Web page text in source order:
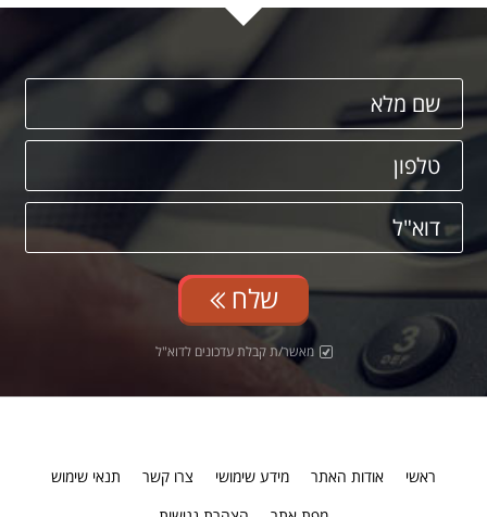
שלח
מאשר/ת קבלת עדכונים לדוא"ל
ראשי אודות האתר מידע שימושי צרו קשר
תנאי שימוש